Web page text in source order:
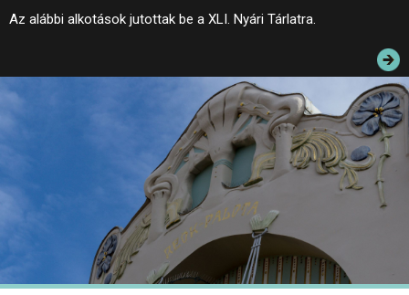
AZ ÉPÜLET
KONFERENCIA
JEGYEK
ELÉRHETŐSÉG
PALOTASÉTÁK ÉS VEZETÉSEK
KÖZÉRDEKŰ ADATOK
Az alábbi alkotások jutottak be a XLI. Nyári Tárlatra.